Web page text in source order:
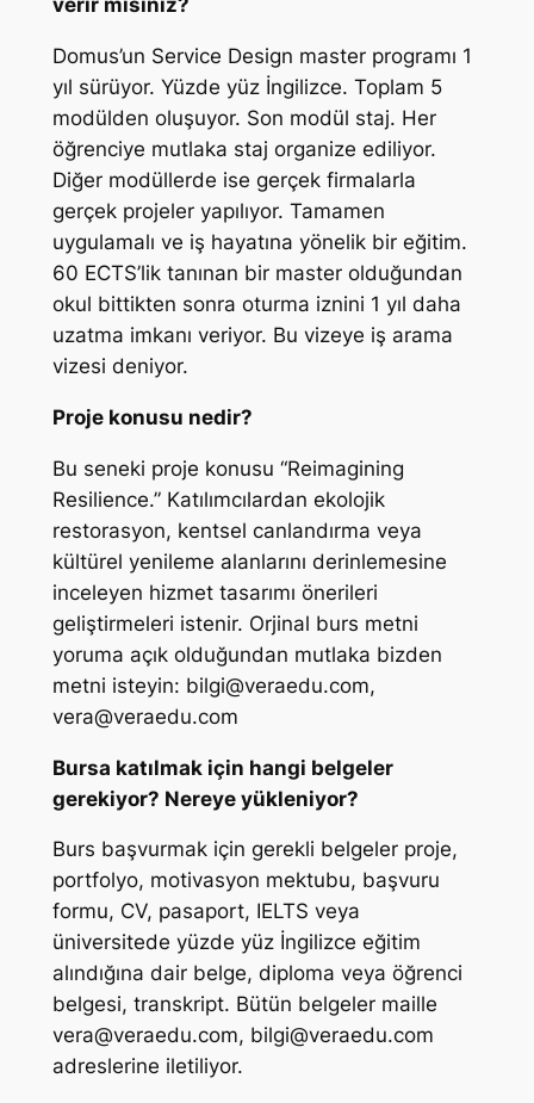
verir misiniz?
Domus’un Service Design master programı 1
yıl sürüyor. Yüzde yüz İngilizce. Toplam 5
modülden oluşuyor. Son modül staj. Her
öğrenciye mutlaka staj organize ediliyor.
Diğer modüllerde ise gerçek firmalarla
gerçek projeler yapılıyor. Tamamen
uygulamalı ve iş hayatına yönelik bir eğitim.
60 ECTS’lik tanınan bir master olduğundan
okul bittikten sonra oturma iznini 1 yıl daha
uzatma imkanı veriyor. Bu vizeye iş arama
vizesi deniyor.
Proje konusu nedir?
Bu seneki proje konusu “Reimagining
Resilience.” Katılımcılardan ekolojik
restorasyon, kentsel canlandırma veya
kültürel yenileme alanlarını derinlemesine
inceleyen hizmet tasarımı önerileri
geliştirmeleri istenir. Orjinal burs metni
yoruma açık olduğundan mutlaka bizden
metni isteyin: bilgi@veraedu.com,
vera@veraedu.com
Bursa katılmak için hangi belgeler
gerekiyor? Nereye yükleniyor?
Burs başvurmak için gerekli belgeler proje,
portfolyo, motivasyon mektubu, başvuru
formu, CV, pasaport, IELTS veya
üniversitede yüzde yüz İngilizce eğitim
alındığına dair belge, diploma veya öğrenci
belgesi, transkript. Bütün belgeler maille
vera@veraedu.com, bilgi@veraedu.com
adreslerine iletiliyor.